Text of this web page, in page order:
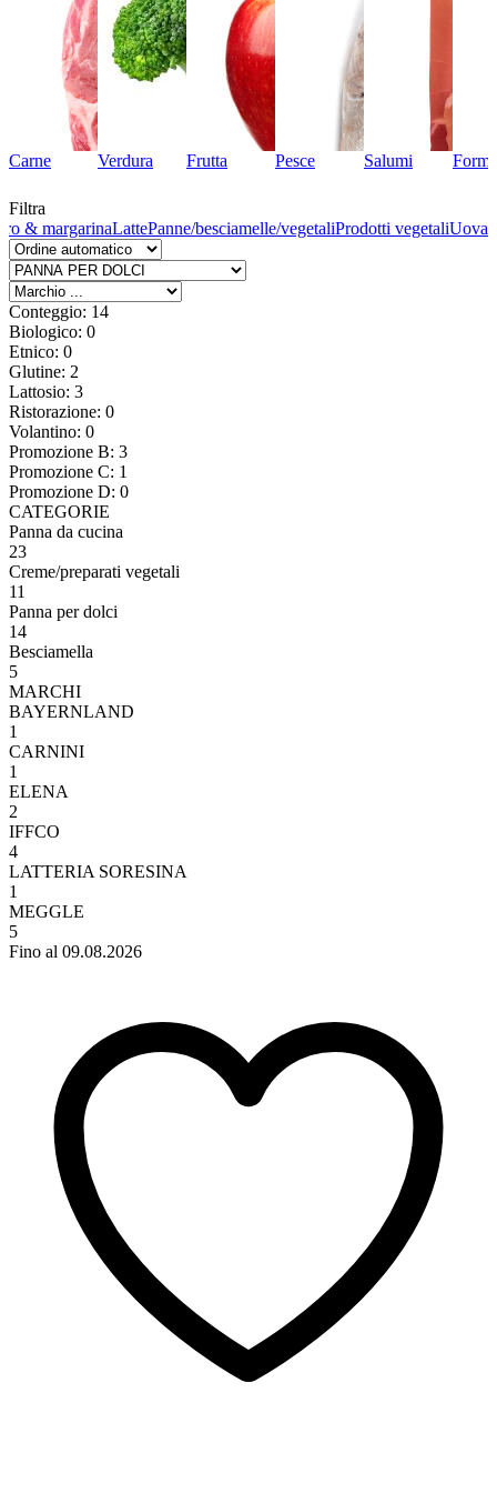
Carne Verdura Frutta Pesce Salumi
Filtra
& margarinaLattePanne/besciamelle/vegetaliProdotti vegetaliUova
Conteggio: 14
Biologico: 0
Etnico: 0
Glutine: 2
Lattosio: 3
Ristorazione: 0
Volantino: 0
Promozione B: 3
Promozione C: 1
Promozione D: 0
CATEGORIE
Panna da cucina
23
Creme/preparati vegetali
11
Panna per dolci
14
Besciamella
5
MARCHI
BAYERNLAND
1
CARNINI
1
ELENA
2
IFFCO
4
LATTERIA SORESINA
1
MEGGLE
5
Fino al 09.08.2026